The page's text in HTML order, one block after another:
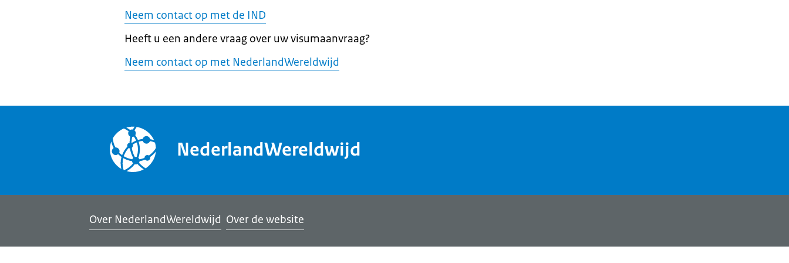
Neem contact op met de IND
Heeft u een andere vraag over uw visumaanvraag?
Neem contact op met NederlandWereldwijd
NederlandWereldwijd
Over NederlandWereldwijd Over de website